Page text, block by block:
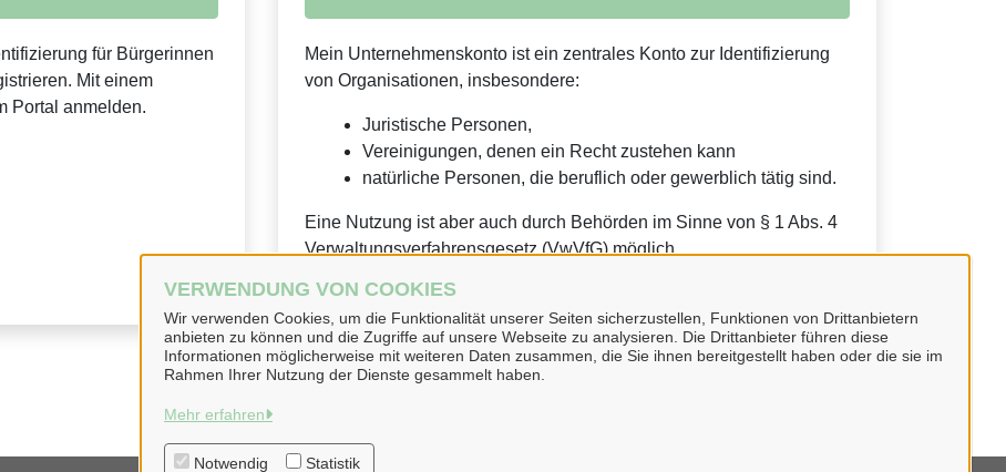
VERWENDUNG VON COOKIES
Wir verwenden Cookies, um die Funktionalität unserer Seiten sicherzustellen, Funktionen von Drittanbietern
anbieten zu können und die Zugriffe auf unsere Webseite zu analysieren. Die Drittanbieter führen diese
Informationen möglicherweise mit weiteren Daten zusammen, die Sie ihnen bereitgestellt haben oder die sie im
Rahmen Ihrer Nutzung der Dienste gesammelt haben.
Mehr erfahren
Notwendig Statistik
für Bürgerinnen
Mit einem
Portal anmelden.
Mein Unternehmenskonto ist ein zentrales Konto zur Identifizierung
von Organisationen, insbesondere:
Juristische Personen,
Vereinigungen, denen ein Recht zustehen kann
natürliche Personen, die beruflich oder gewerblich tätig sind.
Eine Nutzung ist aber auch durch Behörden im Sinne von § 1 Abs. 4
Verwaltungsverfahrensgesetz (VwVfG) möglich.